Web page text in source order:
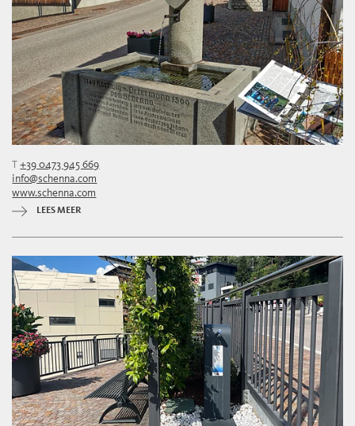
T+39 0473 945 669
info@schenna.com
www.schenna.com
LEES MEER